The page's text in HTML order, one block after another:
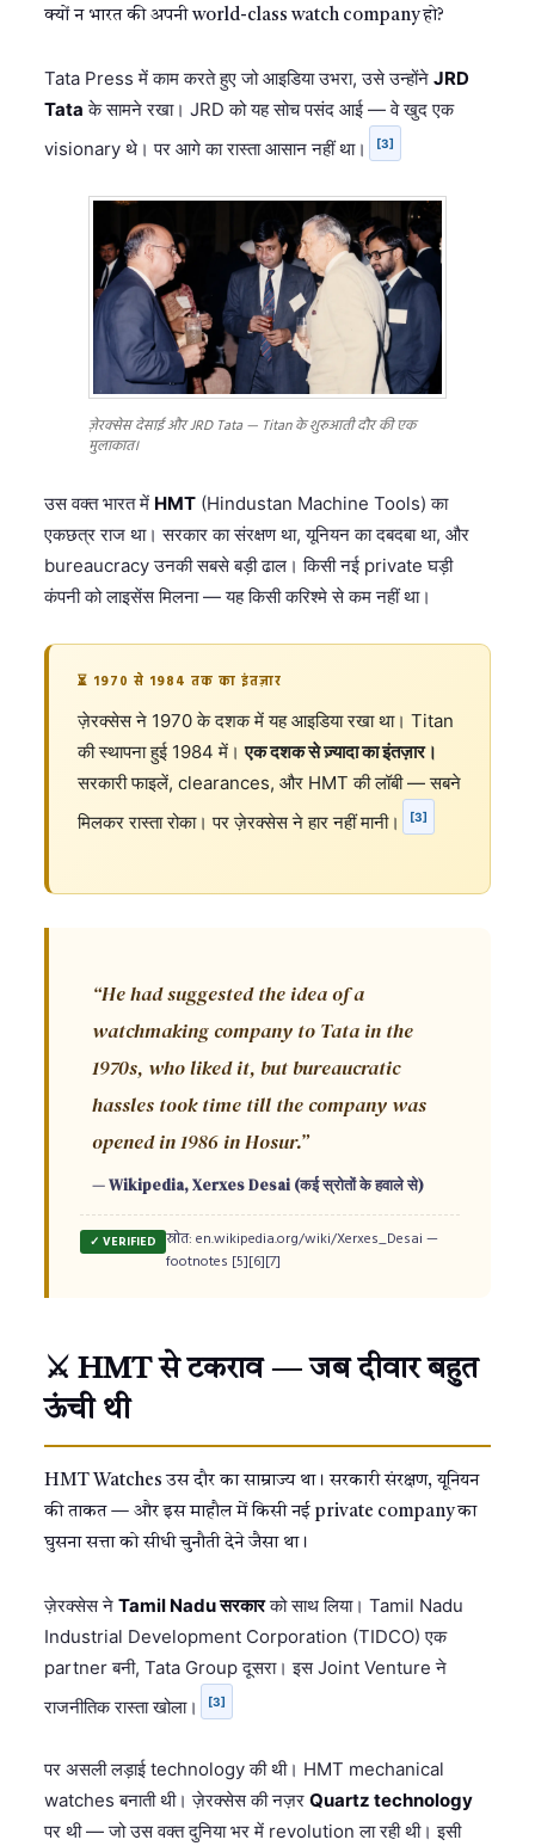
क्यों न भारत की अपनी world-class watch company हो?
Tata Press में काम करते हुए जो आइडिया उभरा, उसे उन्होंने JRD
Tata के सामने रखा। JRD को यह सोच पसंद आई — वे खुद एक
visionary थे। पर आगे का रास्ता आसान नहीं था।
[3]
ज़ेरक्सेस देसाई और JRD Tata — Titan के शुरुआती दौर की एक
मुलाकात।
उस वक्त भारत में HMT (Hindustan Machine Tools) का
एकछत्र राज था। सरकार का संरक्षण था, यूनियन का दबदबा था, और
bureaucracy उनकी सबसे बड़ी ढाल। किसी नई private घड़ी
कंपनी को लाइसेंस मिलना — यह किसी करिश्मे से कम नहीं था।
⏳ 1970 से 1984 तक का इंतज़ार
ज़ेरक्सेस ने 1970 के दशक में यह आइडिया रखा था। Titan
की स्थापना हुई 1984 में।एक दशक से ज़्यादा का इंतज़ार।
सरकारी फाइलें, clearances, और HMT की लॉबी — सबने
मिलकर रास्ता रोका। पर ज़ेरक्सेस ने हार नहीं मानी।
[3]
“He had suggested the idea of a
watchmaking company to Tata in the
1970s, who liked it, but bureaucratic
hassles took time till the company was
opened in 1986 in Hosur.”
— Wikipedia, Xerxes Desai (कई स्रोतों के हवाले से)
✓ VERIFIED स्रोत: en.wikipedia.org/wiki/Xerxes_Desai —
footnotes [5][6][7]
⚔️ HMT से टकराव — जब दीवार बहुत
ऊंची थी
HMT Watches उस दौर का साम्राज्य था। सरकारी संरक्षण, यूनियन
की ताकत — और इस माहौल में किसी नई private company का
घुसना सत्ता को सीधी चुनौती देने जैसा था।
ज़ेरक्सेस ने Tamil Nadu सरकारको साथ लिया। Tamil Nadu
Industrial Development Corporation (TIDCO) एक
partner बनी, Tata Group दूसरा। इस Joint Venture ने
राजनीतिक रास्ता खोला।
[3]
पर असली लड़ाई technology की थी। HMT mechanical
watches बनाती थी। ज़ेरक्सेस की नज़र Quartz technology
पर थी — जो उस वक्त दुनिया भर में revolution ला रही थी। इसी